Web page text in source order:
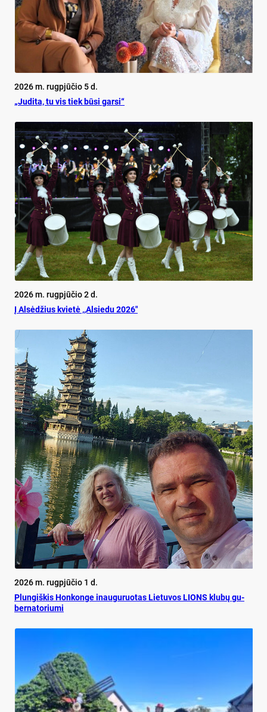
2026 m. rugpjūčio 5 d.
„Judita, tu vis tiek būsi garsi“
2026 m. rugpjūčio 2 d.
Į Alsėdžius kvietė ,,Alsiedu 2026″
2026 m. rugpjūčio 1 d.
Plun­giš­kis Hon­kon­ge inau­gu­ruo­tas Lie­tu­vos LIONS klu­bų gu­
ber­na­to­riu­mi